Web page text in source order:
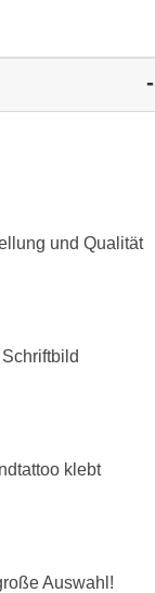
und Qualität
klebt
Auswahl!